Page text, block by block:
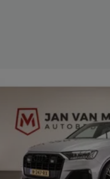
Bekijk deze auto